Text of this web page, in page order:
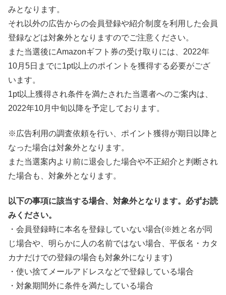
みとなります。
それ以外の広告からの会員登録や紹介制度を利用した会員
登録などは対象外となりますのでご注意ください。
また当選後にAmazonギフト券の受け取りには、2022年
10月5日までに1pt以上のポイントを獲得する必要がござ
います。
1pt以上獲得され条件を満たされた当選者へのご案内は、
2022年10月中旬以降を予定しております。
※広告利用の調査依頼を行い、ポイント獲得が期日以降と
なった場合は対象外となります。
また当選案内より前に退会した場合や不正紹介と判断され
た場合も、対象外となります。
以下の事項に該当する場合、対象外となります。必ずお読
みください。
・会員登録時に本名を登録していない場合(※姓と名が同
じ場合や、明らかに人の名前ではない場合、平仮名・カタ
カナだけでの登録の場合も対象外になります)
・使い捨てメールアドレスなどで登録している場合
・対象期間外に条件を満たしている場合